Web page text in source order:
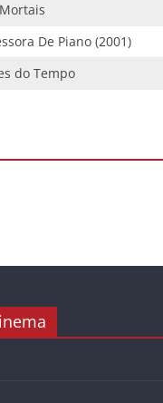
De Piano (2001)
do Tempo